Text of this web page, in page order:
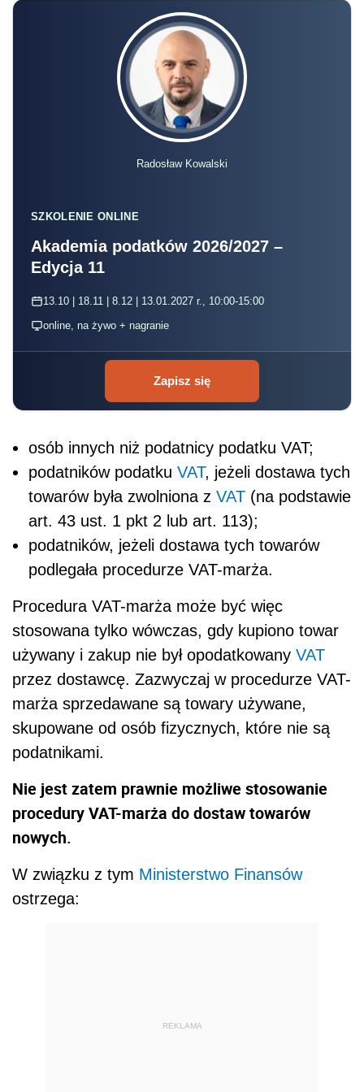
Radosław Kowalski
SZKOLENIE ONLINE
Akademia podatków 2026/2027 –
Edycja 11
13.10 | 18.11 | 8.12 | 13.01.2027 r., 10:00-15:00
online, na żywo + nagranie
Zapisz się
osób innych niż podatnicy podatku VAT;
podatników podatku VAT, jeżeli dostawa tych
towarów była zwolniona z VAT (na podstawie
art. 43 ust. 1 pkt 2 lub art. 113);
podatników, jeżeli dostawa tych towarów
podlegała procedurze VAT-marża.
Procedura VAT-marża może być więc
stosowana tylko wówczas, gdy kupiono towar
używany i zakup nie był opodatkowany VAT
przez dostawcę. Zazwyczaj w procedurze VAT-
marża sprzedawane są towary używane,
skupowane od osób fizycznych, które nie są
podatnikami.
Nie jest zatem prawnie możliwe stosowanie
procedury VAT-marża do dostaw towarów
nowych.
W związku z tym Ministerstwo Finansów
ostrzega:
REKLAMA